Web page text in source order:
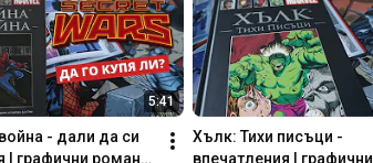
5:41
- дали да си
| графични романи
Хълк: Тихи писъци -
впечатления | графични